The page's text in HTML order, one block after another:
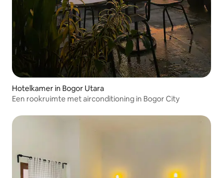
Hotelkamer in Bogor Utara
Een rookruimte met airconditioning in Bogor City